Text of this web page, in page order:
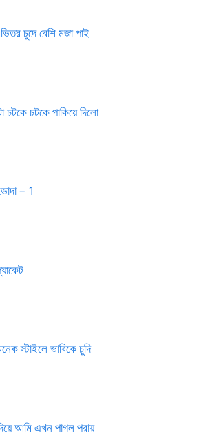
চুদে বেশি মজা পাই
চটকে চটকে পাকিয়ে দিলো
– 1
স্টাইলে ভাবিকে চুদি
আমি এখন পাগল প্রায়